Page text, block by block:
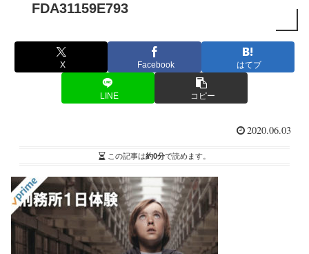
FDA31159E793
X Facebook はてブ
LINE コピー
2020.06.03
この記事は約0分で読めます。